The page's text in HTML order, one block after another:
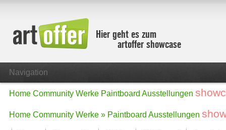
Hier geht es zum
artoffer showcase
Navigation
Home Community Werke Paintboard Ausstellungen
Home Community Werke » Paintboard Ausstellungen